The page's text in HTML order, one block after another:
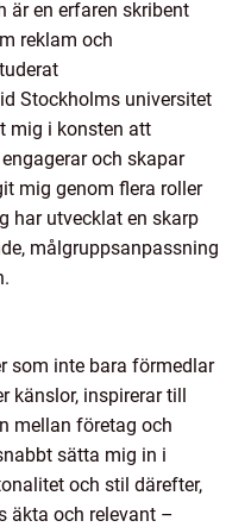
är en erfaren skribent
reklam och
Stockholms universitet
mig i konsten att
och skapar
mig genom flera roller
har utvecklat en skarp
målgruppsanpassning
som inte bara förmedlar
känslor, inspirerar till
mellan företag och
sätta mig in i
och stil därefter,
äkta och relevant –